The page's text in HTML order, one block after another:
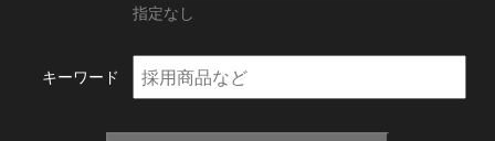
指定なし
キーワード